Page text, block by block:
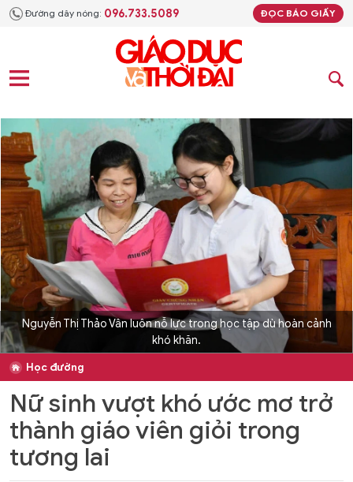
Đường dây nóng: 096.733.5089 ĐỌC BÁO GIẤY
Nguyễn Thị Thảo Vân luôn nỗ lực trong học tập dù hoàn cảnh
khó khăn.
Học đường
Nữ sinh vượt khó ước mơ trở
thành giáo viên giỏi trong
tương lai